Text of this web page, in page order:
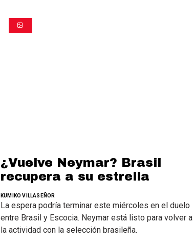
¿Vuelve Neymar? Brasil
recupera a su estrella
KUMIKO VILLASEÑOR
La espera podría terminar este miércoles en el duelo
entre Brasil y Escocia. Neymar está listo para volver a
la actividad con la selección brasileña.